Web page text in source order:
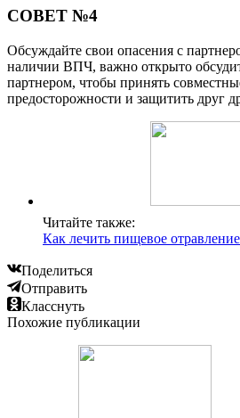
СОВЕТ №4
Обсуждайте свои опасения с
наличии ВПЧ, важно открыто
партнером, чтобы принять
предосторожности и защитить друг
Читайте также:
Как лечить пищевое
Поделиться
Отправить
Класснуть
Похожие публикации